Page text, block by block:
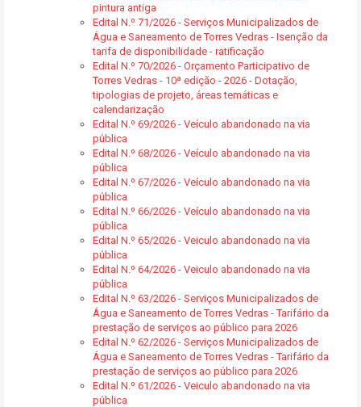
pintura antiga
Edital N.º 71/2026 - Serviços Municipalizados de
Água e Saneamento de Torres Vedras - Isenção da
tarifa de disponibilidade - ratificação
Edital N.º 70/2026 - Orçamento Participativo de
Torres Vedras - 10ª edição - 2026 - Dotação,
tipologias de projeto, áreas temáticas e
calendarização
Edital N.º 69/2026 - Veículo abandonado na via
pública
Edital N.º 68/2026 - Veículo abandonado na via
pública
Edital N.º 67/2026 - Veículo abandonado na via
pública
Edital N.º 66/2026 - Veículo abandonado na via
pública
Edital N.º 65/2026 - Veiculo abandonado na via
pública
Edital N.º 64/2026 - Veiculo abandonado na via
pública
Edital N.º 63/2026 - Serviços Municipalizados de
Água e Saneamento de Torres Vedras - Tarifário da
prestação de serviços ao público para 2026
Edital N.º 62/2026 - Serviços Municipalizados de
Água e Saneamento de Torres Vedras - Tarifário da
prestação de serviços ao público para 2026
Edital N.º 61/2026 - Veiculo abandonado na via
pública